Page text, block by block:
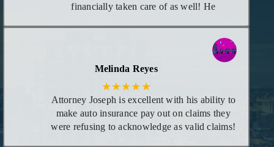
financially taken care of as well! He
regarding my case. I consider him my attorney
or at least trust him to give me the best advice
I need for any legal matters in the future!
Melinda Reyes
★★★★★
Attorney Joseph is excellent with his ability to
make auto insurance pay out on claims they
were refusing to acknowledge as valid claims!